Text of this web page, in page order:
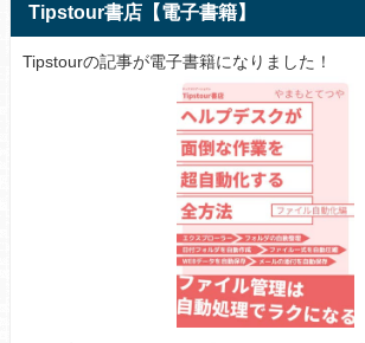
Tipstour書店【電子書籍】
Tipstourの記事が電子書籍になりました！